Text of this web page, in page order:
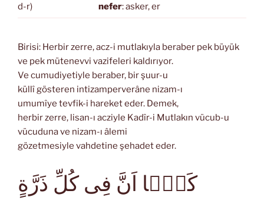
d-r)
nefer: asker, er
Birisi: Herbir zerre, acz-i mutlakıyla beraber pek büyük
ve pek mütenevvi vazifeleri kaldırıyor.
Ve cumudiyetiyle beraber, bir şuur-u
küllî gösteren intizamperverâne nizam-ı
umumîye tevfik-i hareket eder. Demek,
herbir zerre, lisan-ı acziyle Kadîr-i Mutlakın vücub-u
vücuduna ve nizam-ı âlemi
gözetmesiyle vahdetine şehadet eder.
كَمَۤا اَنَّ فِى كُلِّ ذَرَّةٍ